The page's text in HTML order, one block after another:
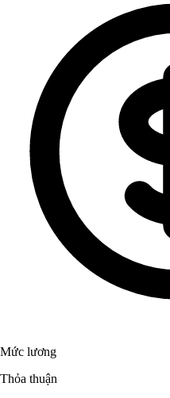
Mức lương
Thỏa thuận